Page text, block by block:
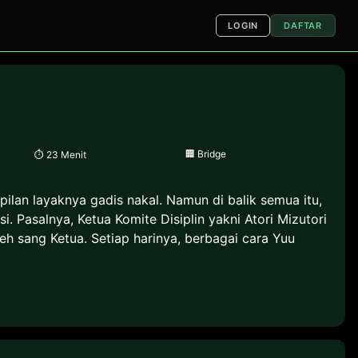
LOGIN DAFTAR
⏱ 23 Menit 🏢 Bridge
layaknya gadis nakal. Namun di balik semua itu,
Pasalnya, Ketua Komite Disiplin yakni Atori Mizutori
sang Ketua. Setiap harinya, berbagai cara Yuu